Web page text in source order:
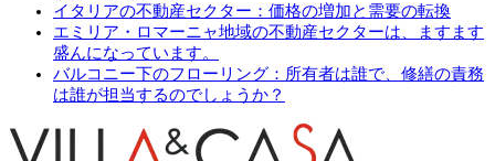
イタリアの不動産セクター：価格の増加と需要の転換
エミリア・ロマーニャ地域の不動産セクターは、ますます
盛んになっています。
バルコニー下のフローリング：所有者は誰で、修繕の責務
は誰が担当するのでしょうか？